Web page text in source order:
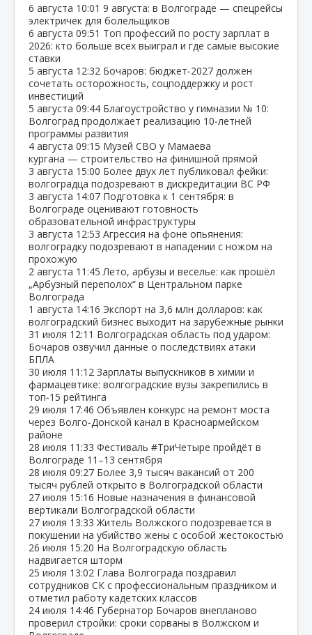
6 августа 10:01 9 августа: в Волгограде — спецрейсы
электричек для болельщиков
6 августа 09:51 Топ профессий по росту зарплат в
2026: кто больше всех выиграл и где самые высокие
ставки
5 августа 12:32 Бочаров: бюджет‑2027 должен
сочетать осторожность, соцподдержку и рост
инвестиций
5 августа 09:44 Благоустройство у гимназии № 10:
Волгоград продолжает реализацию 10‑летней
программы развития
4 августа 09:15 Музей СВО у Мамаева
кургана — строительство на финишной прямой
3 августа 15:00 Более двух лет публиковал фейки:
волгоградца подозревают в дискредитации ВС РФ
3 августа 14:07 Подготовка к 1 сентября: в
Волгограде оценивают готовность
образовательной инфраструктуры
3 августа 12:53 Агрессия на фоне опьянения:
волгоградку подозревают в нападении с ножом на
прохожую
2 августа 11:45 Лето, арбузы и веселье: как прошёл
„Арбузный переполох“ в Центральном парке
Волгограда
1 августа 14:16 Экспорт на 3,6 млн долларов: как
волгоградский бизнес выходит на зарубежные рынки
31 июля 12:11 Волгоградская область под ударом:
Бочаров озвучил данные о последствиях атаки
БПЛА
30 июля 11:12 Зарплаты выпускников в химии и
фармацевтике: волгоградские вузы закрепились в
топ‑15 рейтинга
29 июля 17:46 Объявлен конкурс на ремонт моста
через Волго‑Донской канал в Красноармейском
районе
28 июля 11:33 Фестиваль #ТриЧетыре пройдёт в
Волгограде 11–13 сентября
28 июля 09:27 Более 3,9 тысяч вакансий от 200
тысяч рублей открыто в Волгоградской области
27 июля 15:16 Новые назначения в финансовой
вертикали Волгоградской области
27 июля 13:33 Житель Волжского подозревается в
покушении на убийство жены с особой жестокостью
26 июля 15:20 На Волгоградскую область
надвигается шторм
25 июля 13:02 Глава Волгограда поздравил
сотрудников СК с профессиональным праздником и
отметил работу кадетских классов
24 июля 14:46 Губернатор Бочаров внепланово
проверил стройки: сроки сорваны в Волжском и